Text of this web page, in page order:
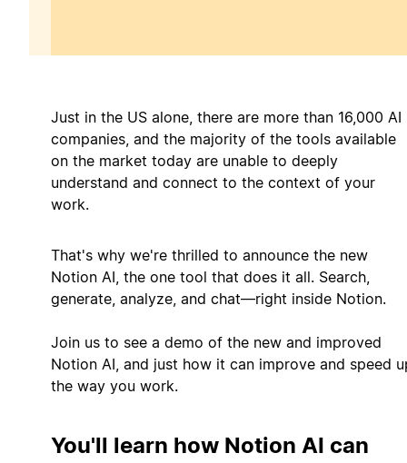
Just in the US alone, there are more than 16,000 AI
companies, and the majority of the tools available
on the market today are unable to deeply
understand and connect to the context of your
work.
That's why we're thrilled to announce the new
Notion AI, the one tool that does it all. Search,
generate, analyze, and chat—right inside Notion.
Join us to see a demo of the new and improved
Notion AI, and just how it can improve and speed
the way you work.
You'll learn how Notion AI can